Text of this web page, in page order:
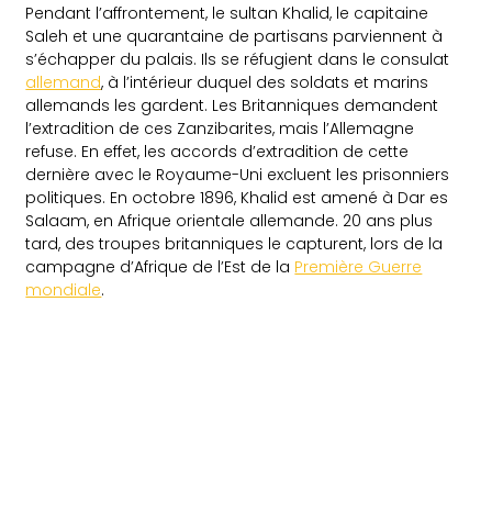
Pendant l’affrontement, le sultan Khalid, le capitaine
Saleh et une quarantaine de partisans parviennent à
s’échapper du palais. Ils se réfugient dans le consulat
allemand, à l’intérieur duquel des soldats et marins
allemands les gardent. Les Britanniques demandent
l’extradition de ces Zanzibarites, mais l’Allemagne
refuse. En effet, les accords d’extradition de cette
dernière avec le Royaume-Uni excluent les prisonniers
politiques. En octobre 1896, Khalid est amené à Dar es
Salaam, en Afrique orientale allemande. 20 ans plus
tard, des troupes britanniques le capturent, lors de la
campagne d’Afrique de l’Est de la Première Guerre
mondiale.